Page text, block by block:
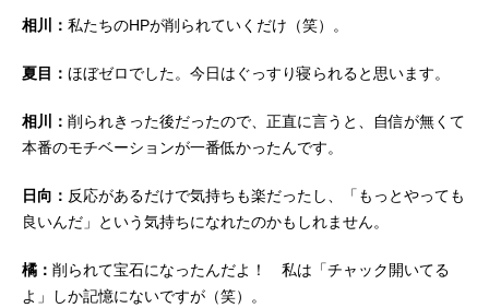
相川： 私たちのHPが削られていくだけ（笑）。
夏目： ほぼゼロでした。今日はぐっすり寝られると思います。
相川： 削られきった後だったので、正直に言うと、自信が無くて
本番のモチベーションが一番低かったんです。
日向： 反応があるだけで気持ちも楽だったし、「もっとやっても
良いんだ」という気持ちになれたのかもしれません。
橘： 削られて宝石になったんだよ！ 私は「チャック開いてる
よ」しか記憶にないですが（笑）。